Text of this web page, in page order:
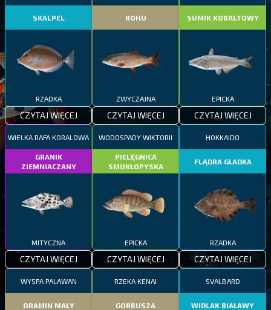
SKALPEL
RZADKA
CZYTAJ WIĘCEJ
ROHU
ZWYCZAJNA
CZYTAJ WIĘCEJ
SUMIK KOBALTOWY
EPICKA
CZYTAJ WIĘCEJ
WIELKA RAFA KORALOWA
GRANIK
ZIEMNIACZANY
MITYCZNA
CZYTAJ WIĘCEJ
WODOSPADY WIKTORII
PIELĘGNICA
SMUKŁOPYSKA
EPICKA
CZYTAJ WIĘCEJ
HOKKAIDO
FLĄDRA GŁADKA
RZADKA
CZYTAJ WIĘCEJ
WYSPA PALAWAN
ORAMIN MAŁY
RZEKA KENAI
GORBUSZA
SVALBARD
WIDLAK BIAŁAWY